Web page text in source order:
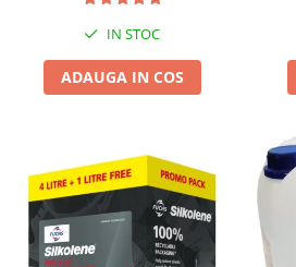
IN STOC
ADAUGA IN COS